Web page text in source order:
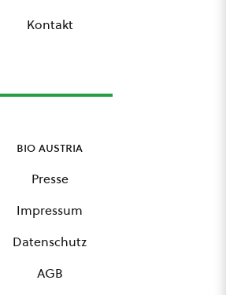
Kontakt
bio austria
Presse
Impressum
Datenschutz
AGB